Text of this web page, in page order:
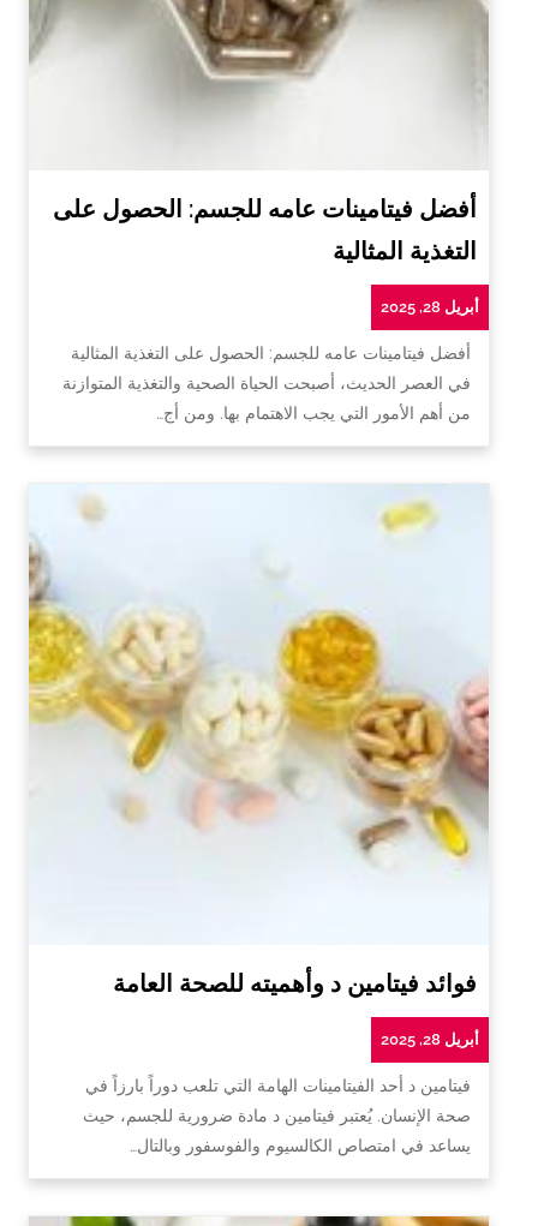
أفضل فيتامينات عامه للجسم: الحصول على
التغذية المثالية
أبريل 28, 2025
أفضل فيتامينات عامه للجسم: الحصول على التغذية المثالية
في العصر الحديث، أصبحت الحياة الصحية والتغذية المتوازنة
من أهم الأمور التي يجب الاهتمام بها. ومن أج…
فوائد فيتامين د وأهميته للصحة العامة
أبريل 28, 2025
فيتامين د أحد الفيتامينات الهامة التي تلعب دوراً بارزاً في
صحة الإنسان. يُعتبر فيتامين د مادة ضرورية للجسم، حيث
يساعد في امتصاص الكالسيوم والفوسفور وبالتال…